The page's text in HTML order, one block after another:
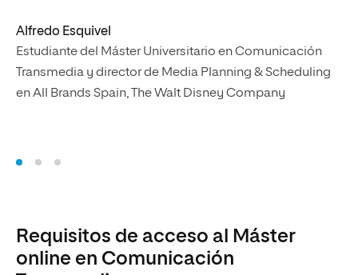
Alfredo Esquivel
Estudiante del Máster Universitario en Comunicación
Transmedia y director de Media Planning & Scheduling
en All Brands Spain, The Walt Disney Company
Requisitos de acceso al Máster
online en Comunicación